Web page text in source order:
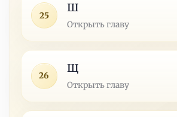
25
Ш
Открыть главу
26
Щ
Открыть главу